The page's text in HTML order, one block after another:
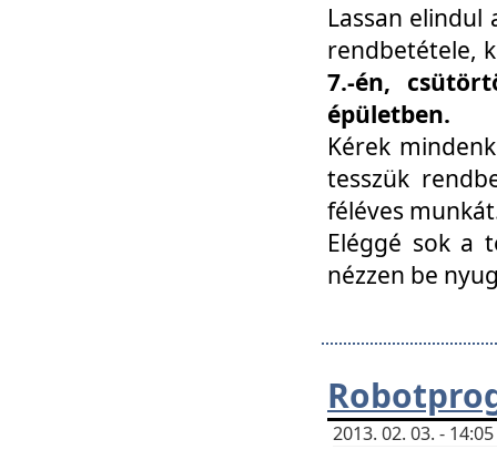
Lassan elindul
rendbetétele,
7.-én,
épületben.
Kérek
tesszük
féléves
Eléggé sok a
nézzen be
2013. 02. 03. -